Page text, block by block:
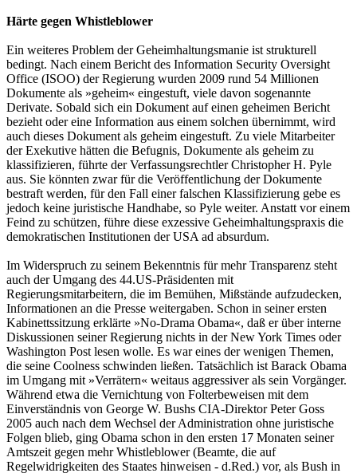
Härte gegen Whistleblower
Ein weiteres Problem der Geheimhaltungsmanie ist strukturell
bedingt. Nach einem Bericht des Information Security Oversight
Office (ISOO) der Regierung wurden 2009 rund 54 Millionen
Dokumente als »geheim« eingestuft, viele davon sogenannte
Derivate. Sobald sich ein Dokument auf einen geheimen Bericht
bezieht oder eine Information aus einem solchen übernimmt, wird
auch dieses Dokument als geheim eingestuft. Zu viele Mitarbeiter
der Exekutive hätten die Befugnis, Dokumente als geheim zu
klassifizieren, führte der Verfassungsrechtler Christopher H. Pyle
aus. Sie könnten zwar für die Veröffentlichung der Dokumente
bestraft werden, für den Fall einer falschen Klassifizierung gebe es
jedoch keine juristische Handhabe, so Pyle weiter. Anstatt vor einem
Feind zu schützen, führe diese exzessive Geheimhaltungspraxis die
demokratischen Institutionen der USA ad absurdum.
Im Widerspruch zu seinem Bekenntnis für mehr Transparenz steht
auch der Umgang des 44.US-Präsidenten mit
Regierungsmitarbeitern, die im Bemühen, Mißstände aufzudecken,
Informationen an die Presse weitergaben. Schon in seiner ersten
Kabinettssitzung erklärte »No-Drama Obama«, daß er über interne
Diskussionen seiner Regierung nichts in der New York Times oder
Washington Post lesen wolle. Es war eines der wenigen Themen,
die seine Coolness schwinden ließen. Tatsächlich ist Barack Obama
im Umgang mit »Verrätern« weitaus aggressiver als sein Vorgänger.
Während etwa die Vernichtung von Folterbeweisen mit dem
Einverständnis von George W. Bushs CIA-Direktor Peter Goss
2005 auch nach dem Wechsel der Administration ohne juristische
Folgen blieb, ging Obama schon in den ersten 17 Monaten seiner
Amtszeit gegen mehr Whistleblower (Beamte, die auf
Regelwidrigkeiten des Staates hinweisen - d.Red.) vor, als Bush in